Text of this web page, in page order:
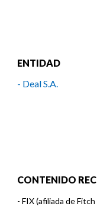
ENTIDAD
- Deal S.A.
CONTENIDO
- FIX (afiliada de